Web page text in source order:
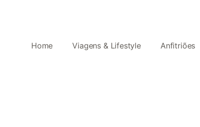
Home Viagens & Lifestyle Anfitriões